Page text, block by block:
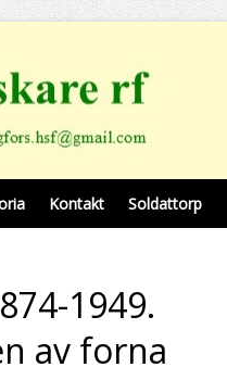
Kontakt Soldattorp
1949.
av forna